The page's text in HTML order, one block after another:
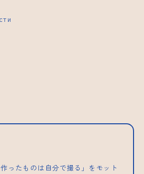
ったものは自分で撮る」をモット